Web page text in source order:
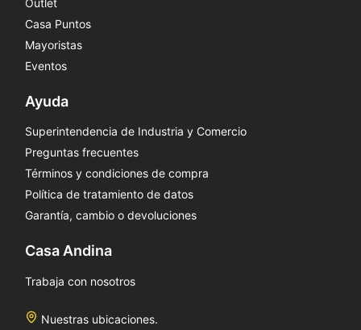
Outlet
Casa Puntos
Mayoristas
Eventos
Ayuda
Superintendencia de Industria y Comercio
Preguntas frecuentes
Términos y condiciones de compra
Política de tratamiento de datos
Garantía, cambio o devoluciones
Casa Andina
Trabaja con nosotros
Nuestras ubicaciones.